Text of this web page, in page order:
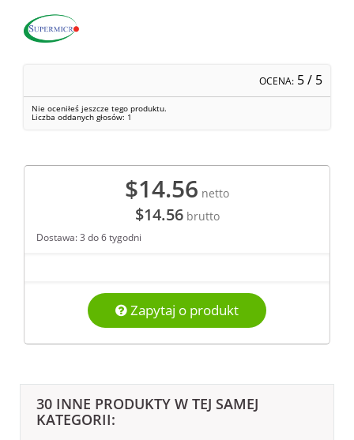
OCENA: 5/ 5
Nie oceniłeś jeszcze tego produktu.
Liczba oddanych głosów: 1
$14.56 netto
$14.56brutto
Dostawa: 3 do 6 tygodni
Zapytaj o produkt
30 INNE PRODUKTY W TEJ SAMEJ
KATEGORII: